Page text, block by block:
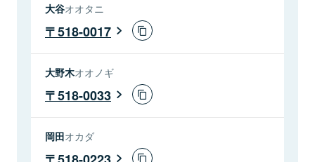
大谷オオタニ
518-0017
大野木オオノギ
518-0033
岡田オカダ